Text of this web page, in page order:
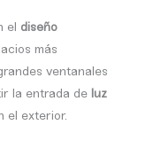
el diseño
más
ventanales
la entrada de luz
el exterior.